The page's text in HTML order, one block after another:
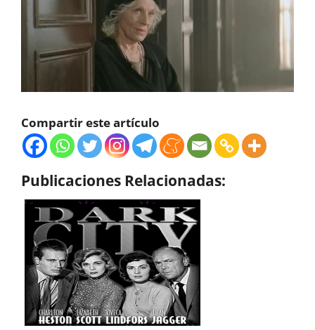
Compartir este artículo
Publicaciones Relacionadas: